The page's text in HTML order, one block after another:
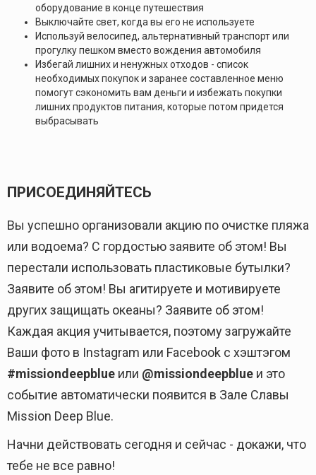
оборудование в конце путешествия
Выключайте свет, когда вы его не используете
Используй велосипед, альтернативный транспорт или
прогулку пешком вместо вождения автомобиля
Избегай лишних и ненужных отходов - список
необходимых покупок и заранее составленное меню
помогут сэкономить вам деньги и избежать покупки
лишних продуктов питания, которые потом придется
выбрасывать
ПРИСОЕДИНЯЙТЕСЬ
Вы успешно организовали акцию по очистке пляжа
или водоема? С гордостью заявите об этом! Вы
перестали использовать пластиковые бутылки?
Заявите об этом! Вы агитируете и мотивируете
других защищать океаны? Заявите об этом!
Каждая акция учитывается, поэтому загружайте
Ваши фото в Instagram или Facebook с хэштэгом
#missiondeepblue или @missiondeepblue и это
событие автоматически появится в Зале Славы
Mission Deep Blue.
Начни действовать сегодня и сейчас - докажи, что
тебе не все равно!